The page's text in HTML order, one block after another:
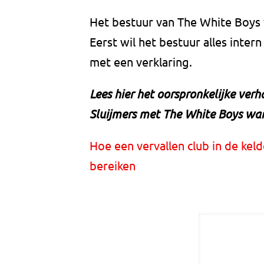
Het bestuur van The White
Eerst wil het bestuur alles
met een verklaring.
Lees hier het oorspronkelijke
Sluijmers met The White Boys
Hoe een vervallen club in de
bereiken